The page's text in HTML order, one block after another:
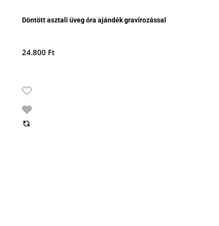
Döntött asztali üveg óra ajándék gravírozással
24.800 Ft